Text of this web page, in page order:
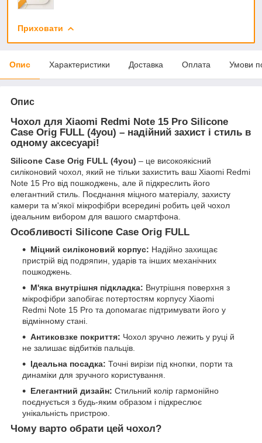
Приховати
Опис Характеристики Доставка Оплата Умови
Опис
Чохол для Xiaomi Redmi Note 15 Pro Silicone
Case Orig FULL (4you) – надійний захист і стиль в
одному аксесуарі!
Silicone Case Orig FULL (4you) – це високоякісний
силіконовий чохол, який не тільки захистить ваш Xiaomi Redmi
Note 15 Pro від пошкоджень, але й підкреслить його
елегантний стиль. Поєднання міцного матеріалу, захисту
камери та м'якої мікрофібри всередині робить цей чохол
ідеальним вибором для вашого смартфона.
Особливості Silicone Case Orig FULL
Міцний силіконовий корпус: Надійно захищає
пристрій від подряпин, ударів та інших механічних
пошкоджень.
М'яка внутрішня підкладка: Внутрішня поверхня з
мікрофібри запобігає потертостям корпусу Xiaomi
Redmi Note 15 Pro та допомагає підтримувати його у
відмінному стані.
Антиковзке покриття: Чохол зручно лежить у руці й
не залишає відбитків пальців.
Ідеальна посадка: Точні вирізи під кнопки, порти та
динаміки для зручного користування.
Елегантний дизайн: Стильний колір гармонійно
поєднується з будь-яким образом і підкреслює
унікальність пристрою.
Чому варто обрати цей чохол?